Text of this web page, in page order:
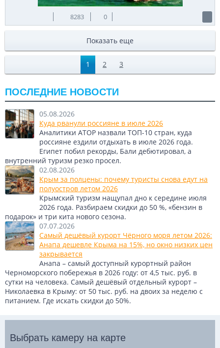
8283 0
Показать еще
1 2 3
ПОСЛЕДНИЕ НОВОСТИ
05.08.2026
Куда рванули россияне в июле 2026
Аналитики АТОР назвали ТОП-10 стран, куда
россияне ездили отдыхать в июле 2026 года.
Египет побил рекорды, Бали дебютировал, а
внутренний туризм резко просел.
02.08.2026
Крым за полцены: почему туристы снова едут на
полуостров летом 2026
Крымский туризм нащупал дно к середине июля
2026 года. Разбираем скидки до 50 %, «бензин в
подарок» и три кита нового сезона.
07.07.2026
Самый дешёвый курорт Чёрного моря летом 2026:
Анапа дешевле Крыма на 15%, но окно низких цен
закрывается
Анапа – самый доступный курортный район
Черноморского побережья в 2026 году: от 4,5 тыс. руб. в
сутки на человека. Самый дешёвый отдельный курорт –
Николаевка в Крыму: от 50 тыс. руб. на двоих за неделю с
питанием. Где искать скидки до 50%.
Выбрать камеру на карте